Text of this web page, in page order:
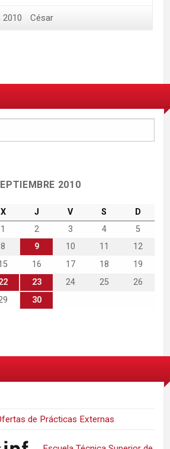
2010 César
2010
X J V S
D
1
2 3 4
5
8 9 10 11
12
16 17 18
19
23 24 25
26
30
de Prácticas Externas